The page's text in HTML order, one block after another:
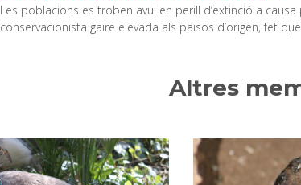
Les poblacions es troben avui en perill d’extinció a
conservacionista gaire elevada als països d’origen, fet
Altres